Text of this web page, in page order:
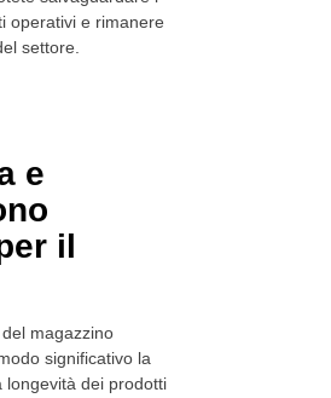
operativi e rimanere
settore.
e
il
magazzino
significativo la
longevità dei prodotti